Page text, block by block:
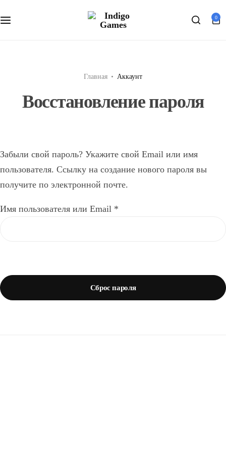
Search
0
Главная Аккаунт
Восстановление пароля
Забыли свой пароль? Укажите свой Email или имя
пользователя. Ссылку на создание нового пароля вы
получите по электронной почте.
Имя пользователя или Email *
Сброс пароля